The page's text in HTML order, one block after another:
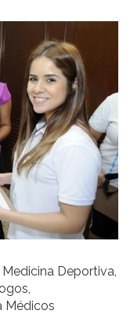
Deportiva,
Médicos